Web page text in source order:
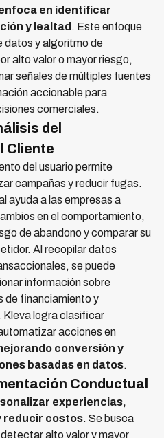
en identificar
y lealtad . Este enfoque
datos y algoritmo de
alto valor o mayor riesgo,
señales de múltiples fuentes
accionable para
comerciales.
del
Cliente
del usuario permite
campañas y reducir fugas.
ayuda a las empresas a
en el comportamiento,
de abandono y comparar su
Al recopilar datos
se puede
información sobre
de financiamiento y
Kleva logra clasificar
acciones en
conversión y
basadas en datos.
Conductual
experiencias,
reducir costos. Se busca
alto valor y mayor